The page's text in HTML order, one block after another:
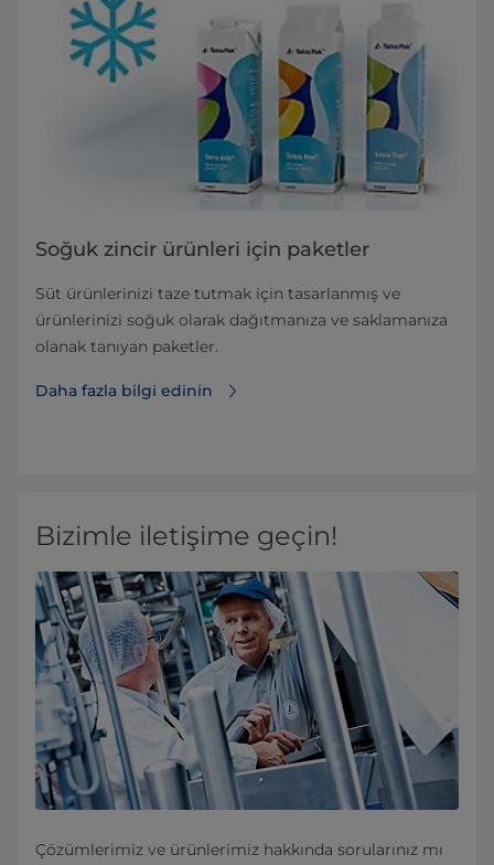
Soğuk zincir ürünleri için paketler
Süt ürünlerinizi taze tutmak için tasarlanmış ve
ürünlerinizi soğuk olarak dağıtmanıza ve saklamanıza
olanak tanıyan paketler.
Daha fazla bilgi edinin
Bizimle iletişime geçin!
Çözümlerimiz ve ürünlerimiz hakkında sorularınız mı